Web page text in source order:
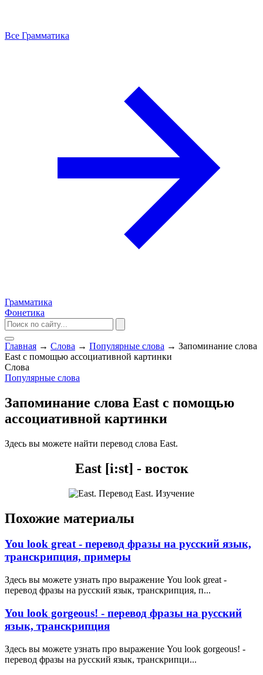
Все Грамматика
Грамматика
Фонетика
Главная → Слова → Популярные слова → Запоминание слова
East с помощью ассоциативной картинки
Слова
Популярные слова
Запоминание слова East с помощью
ассоциативной картинки
Здесь вы можете найти перевод слова East.
East [i:st] - восток
Похожие материалы
You look great - перевод фразы на русский язык,
транскрипция, примеры
Здесь вы можете узнать про выражение You look great -
перевод фразы на русский язык, транскрипция, п...
You look gorgeous! - перевод фразы на русский
язык, транскрипция
Здесь вы можете узнать про выражение You look gorgeous! -
перевод фразы на русский язык, транскрипци...